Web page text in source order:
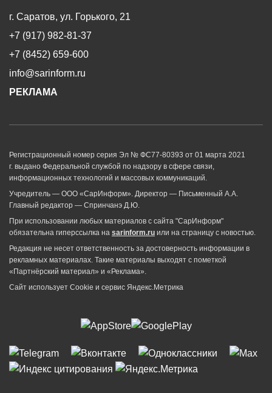
г. Саратов, ул. Горького, 21
+7 (917) 982-81-37
+7 (8452) 659-600
info@sarinform.ru
РЕКЛАМА
Регистрационный номер серия Эл № ФС77-80393 от 01 марта 2021
г. выдано Федеральной службой по надзору в сфере связи,
информационных технологий и массовых коммуникаций.
Учредитель — ООО «СарИнформ». Директор — Письменный А.А.
Главный редактор — Спринчанэ Д.Ю.
При использовании любых материалов с сайта "СарИнформ"
обязательна гиперссылка на sarinform.ru или на страницу с новостью.
Редакция не несет ответственность за достоверность информации в
рекламных материалах. Такие материалы выходят с пометкой
«Партнёрский материал» и «Реклама».
Сайт использует Cookie и сервиc Яндекс.Метрика